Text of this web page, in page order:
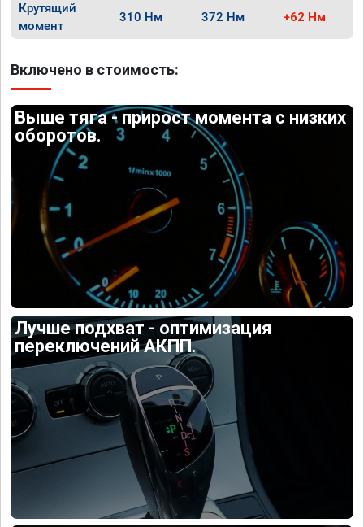
Крутящий
момент
310 Нм 372 Нм +62 Нм
Включено в стоимость:
Выше тяга - прирост момента с низких
оборотов.
Лучше подхват - оптимизация
переключений АКПП.